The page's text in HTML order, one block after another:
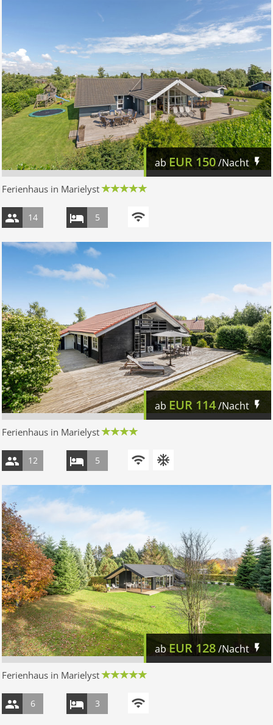
abEUR150/Nacht
Ferienhaus in Marielyst
14 5
abEUR 114/Nacht
Ferienhaus in Marielyst
12 5
abEUR 128/Nacht
Ferienhaus in Marielyst
6 3